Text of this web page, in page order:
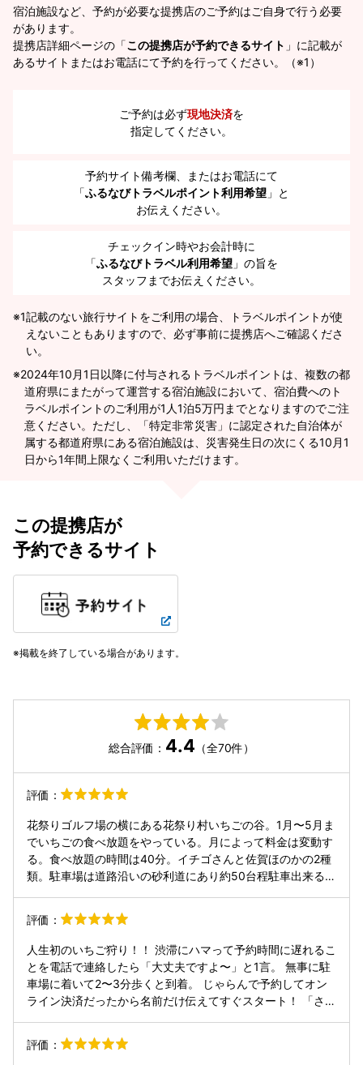
宿泊施設など、予約が必要な提携店のご予約はご自身で行う必要
があります。
提携店詳細ページの「この提携店が予約できるサイト 」に記載が
あるサイトまたはお電話にて予約を行ってください。（※1）
ご予約は必ず現地決済を
指定してください。
予約サイト備考欄、またはお電話にて
「ふるなびトラベルポイント利用希望 」と
お伝えください。
チェックイン時やお会計時に
「ふるなびトラベル利用希望 」の旨を
スタッフまでお伝えください。
※1記載のない旅行サイトをご利用の場合、トラベルポイントが使
えないこともありますので、必ず事前に提携店へご確認くださ
い。
2024年10月1日以降に付与されるトラベルポイントは、複数の都
道府県にまたがって運営する宿泊施設において、宿泊費へのト
ラベルポイントのご利用が1人1泊5万円までとなりますのでご注
意ください。ただし、「特定非常災害」に認定された自治体が
属する都道府県にある宿泊施設は、災害発生日の次にくる10月1
日から1年間上限なくご利用いただけます。
この提携店が
予約できるサイト
掲載を終了している場合があります。
総合評価： 4.4 （全70件）
評価：
花祭りゴルフ場の横にある花祭り村いちごの谷。1月〜5月ま
でいちごの食べ放題をやっている。月によって料金は変動す
る。食べ放題の時間は40分。イチゴさんと佐賀ほのかの2種
類。駐車場は道路沿いの砂利道にあり約50台程駐車出来る。
支払い、ハサミとゴミ袋を受取り、食べ放題が開始となる。
ハウスの入り口に5センチほどの段差はあるが車椅子やベビ
ーカーでも入れるほどの高さ。
評価：
人生初のいちご狩り！！ 渋滞にハマって予約時間に遅れるこ
とを電話で連絡したら「大丈夫ですよ〜」と1言。 無事に駐
車場に着いて2〜3分歩くと到着。 じゃらんで予約してオン
ライン決済だったから名前だけ伝えてすぐスタート！ 「さが
どっちも美味しかった！！！！ あんまり人も多くなくてゆっ
くり楽しめた40分でした〜！
評価：